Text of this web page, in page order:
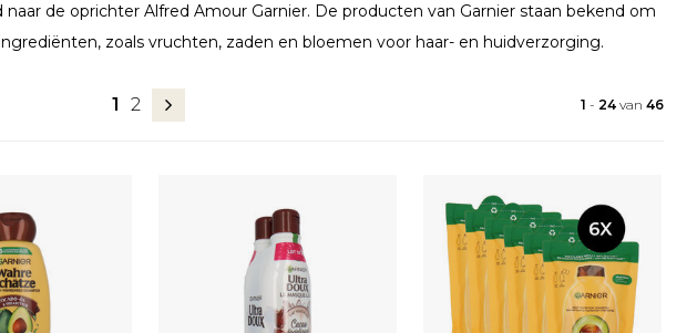
de oprichter Alfred Amour Garnier. De producten van Garnier staan bekend om
zoals vruchten, zaden en bloemen voor haar- en huidverzorging.
1 2 1 - 24van 46